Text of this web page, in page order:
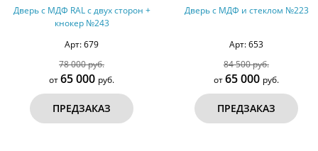
Дверь с МДФ RAL с двух сторон +
кнокер №243
Арт: 679
78 000 руб.
от65 000 руб.
ПРЕДЗАКАЗ
Дверь с МДФ и стеклом №223
Арт: 653
84 500 руб.
от65 000 руб.
ПРЕДЗАКАЗ